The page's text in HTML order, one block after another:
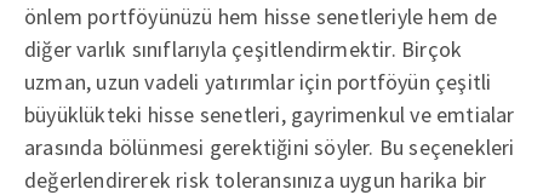
önlem portföyünüzü hem hisse senetleriyle hem de
diğer varlık sınıflarıyla çeşitlendirmektir. Birçok
uzman, uzun vadeli yatırımlar için portföyün çeşitli
büyüklükteki hisse senetleri, gayrimenkul ve emtialar
arasında bölünmesi gerektiğini söyler. Bu seçenekleri
değerlendirerek risk toleransınıza uygun harika bir